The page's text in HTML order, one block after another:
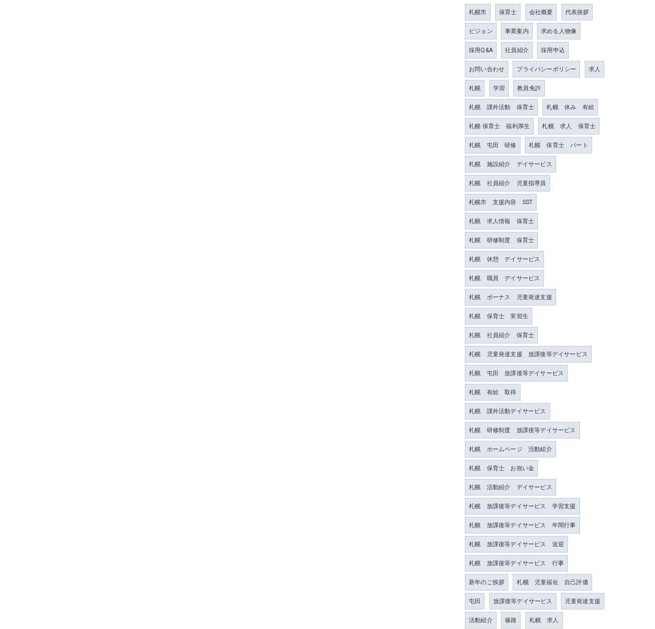
札幌市 保育士 会社概要 代表挨拶
ビジョン 事業案内 求める人物像
採用Q&A 社員紹介 採用申込
お問い合わせ プライバシーポリシー 求人
札幌 学習 教員免許
札幌 課外活動 保育士 札幌 休み 有給
札幌 保育士 福利厚生 札幌 求人 保育士
札幌 屯田 研修 札幌 保育士 パート
札幌 施設紹介 デイサービス
札幌 社員紹介 児童指導員
札幌市 支援内容 SST
札幌 求人情報 保育士
札幌 研修制度 保育士
札幌 休憩 デイサービス
札幌 職員 デイサービス
札幌 ボーナス 児童発達支援
札幌 保育士 実習生
札幌 社員紹介 保育士
札幌 児童発達支援 放課後等デイサービス
札幌 屯田 放課後等デイサービス
札幌 有給 取得
札幌 課外活動デイサービス
札幌 研修制度 放課後等デイサービス
札幌 ホームページ 活動紹介
札幌 保育士 お祝い金
札幌 活動紹介 デイサービス
札幌 放課後等デイサービス 学習支援
札幌 放課後等デイサービス 年間行事
札幌 放課後等デイサービス 送迎
札幌 放課後等デイサービス 行事
新年のご挨拶 札幌 児童福祉 自己評価
屯田 放課後等デイサービス 児童発達支援
活動紹介 篠路 札幌 求人